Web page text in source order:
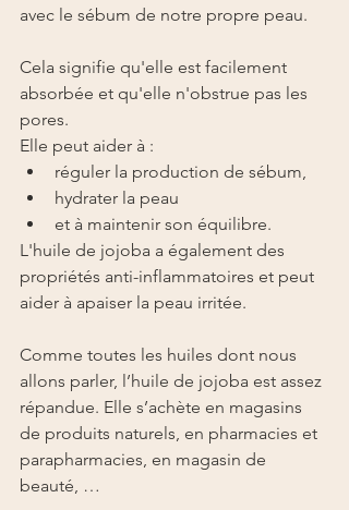
avec le sébum de notre propre peau.
Cela signifie qu'elle est facilement
absorbée et qu'elle n'obstrue pas les
pores.
Elle peut aider à :
réguler la production de sébum,
hydrater la peau
et à maintenir son équilibre.
L'huile de jojoba a également des
propriétés anti-inflammatoires et peut
aider à apaiser la peau irritée.
Comme toutes les huiles dont nous
allons parler, l’huile de jojoba est assez
répandue. Elle s’achète en magasins
de produits naturels, en pharmacies et
parapharmacies, en magasin de
beauté, …